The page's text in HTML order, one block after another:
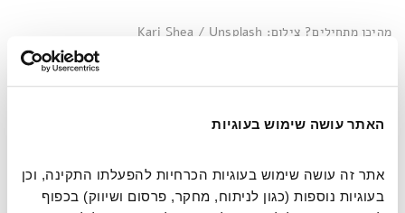
האתר עושה שימוש בעוגיות
מהיכן מתחילים? צילום: Kari Shea / Unsplash
אימון כושר למוח
בכתבה שפורסמה במגזיןPower of positivity
שאפשר לעשות כדי לצלוח התחלות חדשות. הטיפ הראשון שלהם
הוא להבין מהו שורש הפחד. ככל שההבנה הזו תהיה ניואנסית